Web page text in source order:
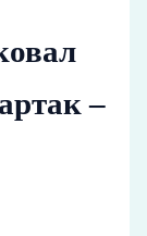
–